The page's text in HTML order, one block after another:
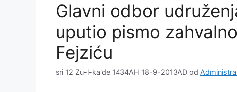
Glavni odbor
uputio pismo
Fejziću
sri 12 Zu-l-ka'de 1434AH 18-9-2013AD od